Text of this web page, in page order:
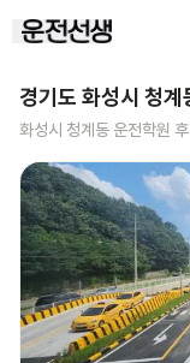
경기도 화성시 청계
화성시 청계동 운전학원